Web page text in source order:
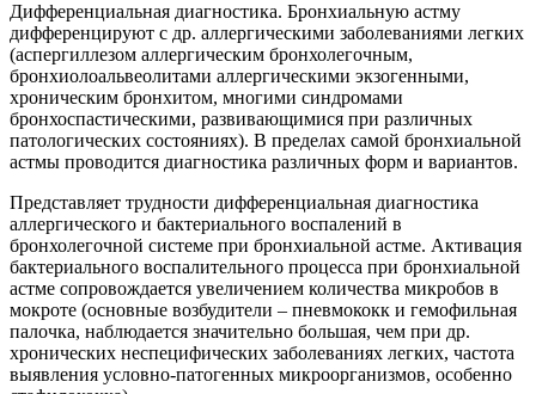
Дифференциальная диагностика. Бронхиальную астму
дифференцируют с др. аллергическими заболеваниями легких
(аспергиллезом аллергическим бронхолегочным,
бронхиолоальвеолитами аллергическими экзогенными,
хроническим бронхитом, многими синдромами
бронхоспастическими, развивающимися при различных
патологических состояниях). В пределах самой бронхиальной
астмы проводится диагностика различных форм и вариантов.
Представляет трудности дифференциальная диагностика
аллергического и бактериального воспалений в
бронхолегочной системе при бронхиальной астме. Активация
бактериального воспалительного процесса при бронхиальной
астме сопровождается увеличением количества микробов в
мокроте (основные возбудители – пневмококк и гемофильная
палочка, наблюдается значительно большая, чем при др.
хронических неспецифических заболеваниях легких, частота
выявления условно-патогенных микроорганизмов, особенно